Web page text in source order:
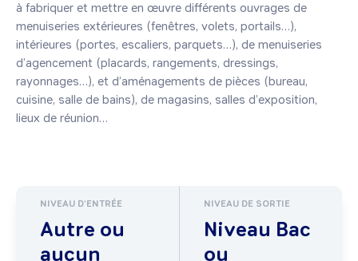
à fabriquer et mettre en œuvre différents ouvrages de
menuiseries extérieures (fenêtres, volets, portails…),
intérieures (portes, escaliers, parquets…), de menuiseries
d’agencement (placards, rangements, dressings,
rayonnages…), et d’aménagements de pièces (bureau,
cuisine, salle de bains), de magasins, salles d’exposition,
lieux de réunion…
NIVEAU D'ENTRÉE
Autre ou
aucun
NIVEAU DE SORTIE
Niveau Bac
ou